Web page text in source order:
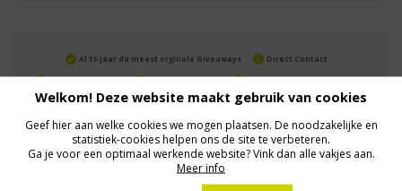
Al 15 jaar de meest orginele Giveaways Direct Contact
We know logistics Op maat gemaakt Meer dan 500.000 artikelen
MELD JE AAN VOOR ONZE NIEUWSBRIEF
Profiteer van deals en een dosis inspiratie!
Welkom! Deze website maakt gebruik van cookies
Geef hier aan welke cookies we mogen plaatsen. De noodzakelijke en
statistiek-cookies helpen ons de site te verbeteren.
Ga je voor een optimaal werkende website? Vink dan alle vakjes aan.
Meer info